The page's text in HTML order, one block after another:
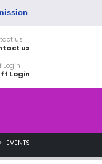
Rank List Released
us
us
Login
Login
EVENTS